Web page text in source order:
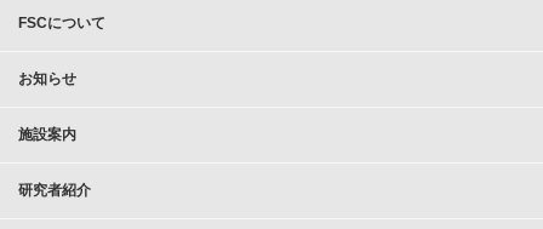
FSCについて
お知らせ
施設案内
研究者紹介